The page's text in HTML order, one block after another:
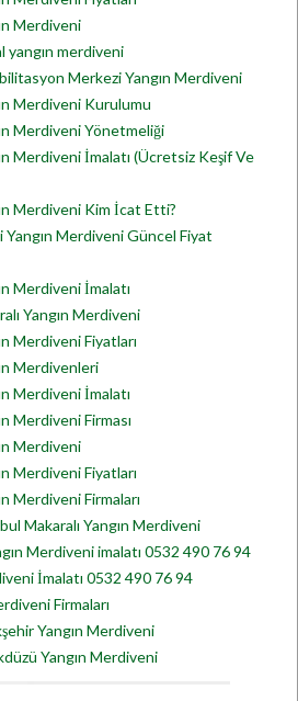
Merdiveni
merdiveni
Merkezi Yangın Merdiveni
Merdiveni Kurulumu
Merdiveni Yönetmeliği
Merdiveni İmalatı (Ücretsiz Keşif Ve
Merdiveni Kim İcat Etti?
Merdiveni Güncel Fiyat
Merdiveni İmalatı
Yangın Merdiveni
Merdiveni Fiyatları
Merdivenleri
Merdiveni İmalatı
Merdiveni Firması
Merdiveni
Merdiveni Fiyatları
Merdiveni Firmaları
Makaralı Yangın Merdiveni
Merdiveni imalatı 0532 490 76 94
İmalatı 0532 490 76 94
Firmaları
Yangın Merdiveni
Yangın Merdiveni